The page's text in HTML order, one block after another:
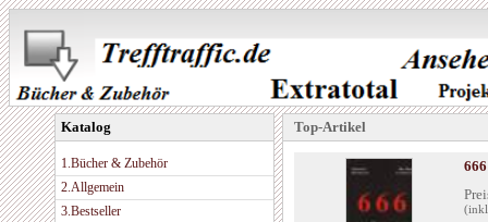
Katalog
1.Bücher & Zubehör
2.Allgemein
3.Bestseller
Top-Artikel